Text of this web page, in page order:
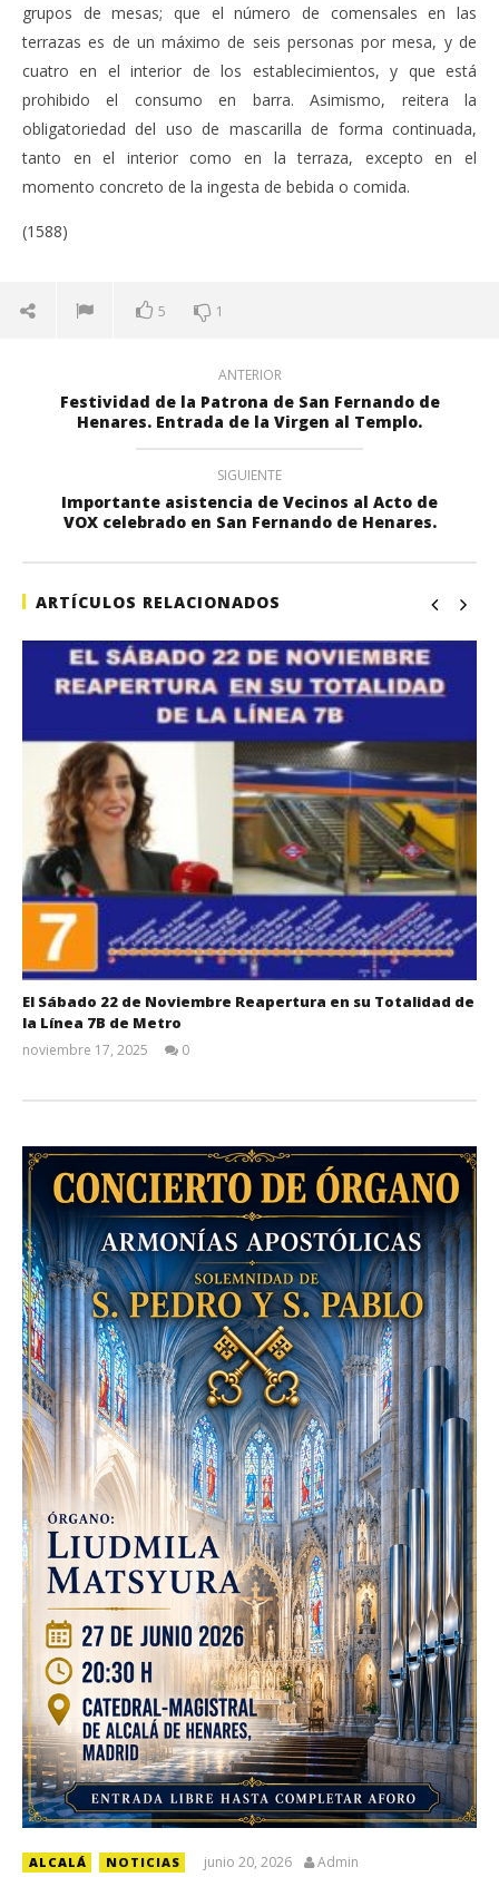
grupos de mesas; que el número de comensales en las
terrazas es de un máximo de seis personas por mesa, y de
cuatro en el interior de los establecimientos, y que está
prohibido el consumo en barra. Asimismo, reitera la
obligatoriedad del uso de mascarilla de forma continuada,
tanto en el interior como en la terraza, excepto en el
momento concreto de la ingesta de bebida o comida.
(1588)
5 1
ANTERIOR
Festividad de la Patrona de San Fernando de
Henares. Entrada de la Virgen al Templo.
SIGUIENTE
Importante asistencia de Vecinos al Acto de
VOX celebrado en San Fernando de Henares.
ARTÍCULOS RELACIONADOS
El Sábado 22 de Noviembre Reapertura en su Totalidad de
la Línea 7B de Metro
noviembre 17, 2025
0
ALCALÁ NOTICIAS junio 20, 2026 Admin